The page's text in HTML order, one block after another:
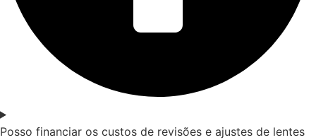
Posso financiar os custos de revisões e ajustes de lentes